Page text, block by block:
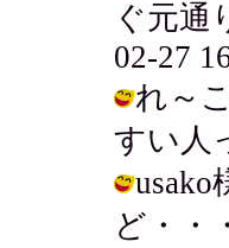
ぐ元通
02-27
れ～
すい人
ど・・